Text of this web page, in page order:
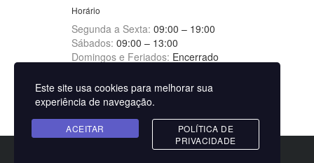
Horário
Segunda a Sexta: 09:00 – 19:00
Sábados: 09:00 – 13:00
Domingos e Feriados: Encerrado
Política de Privacidade
Política de Gestão
Livro de Reclamações
Infinidata - Agência Digital
Este site usa cookies para melhorar sua
experiência de navegação.
ACEITAR
POLÍTICA DE
PRIVACIDADE